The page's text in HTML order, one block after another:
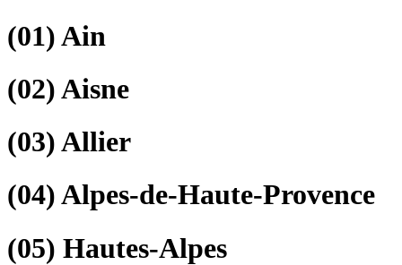
(01)Ain
(02)Aisne
(03)Allier
(04)Alpes-de-Haute-Provence
(05) Hautes-Alpes